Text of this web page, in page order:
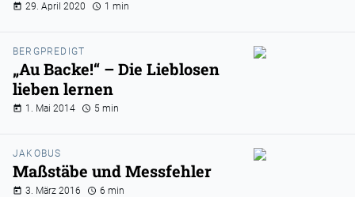
29. April 2020 1 min
BERGPREDIGT
„Au Backe!“ – Die Lieblosen
lieben lernen
1. Mai 2014 5 min
JAKOBUS
Maßstäbe und Messfehler
3. März 2016 6 min